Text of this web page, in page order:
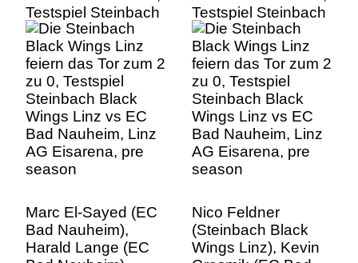
Testspiel Steinbach
Black Wings Linz vs
EC Bad Nauheim,
Linz AG Eisarena,
pre season
Testspiel Steinbach
Black Wings Linz vs
EC Bad Nauheim,
Linz AG Eisarena,
pre season
Marc El-Sayed (EC
Bad Nauheim),
Harald Lange (EC
Nico Feldner
(Steinbach Black
Wings Linz), Kevin